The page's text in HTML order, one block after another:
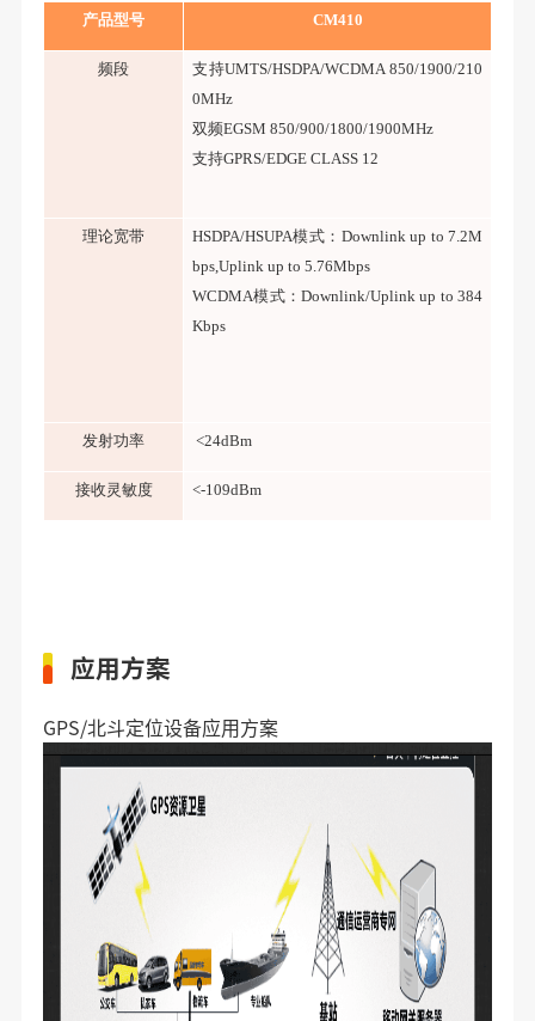
产品型号 CM410
频段 支持UMTS/HSDPA/WCDMA 850/1900/210
0MHz
双频EGSM 850/900/1800/1900MHz
支持GPRS/EDGE CLASS 12
理论宽带
HSDPA/HSUPA模式：Downlink up to 7.2M
bps,Uplink up to 5.76Mbps
WCDMA模式：Downlink/Uplink up to 384
Kbps
发射功率 <24dBm
接收灵敏度 <-109dBm
应用方案
GPS/北斗定位设备应用方案